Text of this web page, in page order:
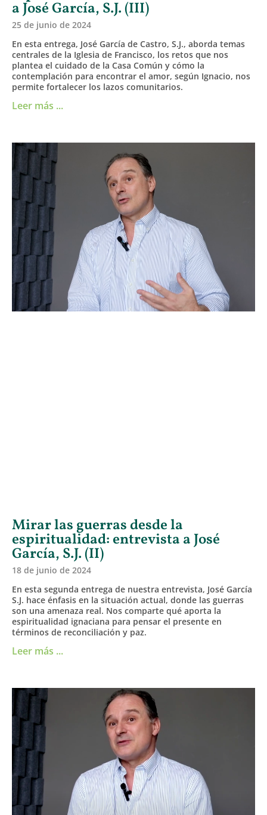
a José García, S.J. (III)
25 de junio de 2024
En esta entrega, José García de Castro, S.J., aborda temas
centrales de la Iglesia de Francisco, los retos que nos
plantea el cuidado de la Casa Común y cómo la
contemplación para encontrar el amor, según Ignacio, nos
permite fortalecer los lazos comunitarios.
Leer más ...
Mirar las guerras desde la
espiritualidad: entrevista a José
García, S.J. (II)
18 de junio de 2024
En esta segunda entrega de nuestra entrevista, José García
S.J. hace énfasis en la situación actual, donde las guerras
son una amenaza real. Nos comparte qué aporta la
espiritualidad ignaciana para pensar el presente en
términos de reconciliación y paz.
Leer más ...